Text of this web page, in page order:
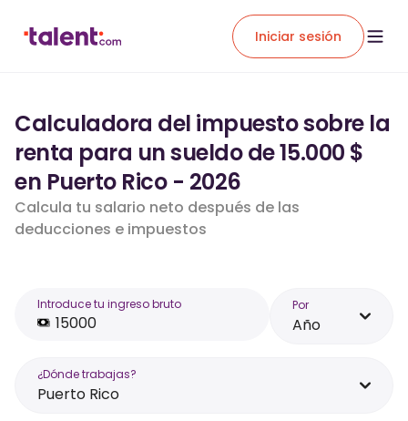
Iniciar sesión
Calculadora del impuesto sobre la
renta para un sueldo de 15.000 $
en Puerto Rico - 2026
Calcula tu salario neto después de las
deducciones e impuestos
Introduce tu ingreso bruto Por
Año
¿Dónde trabajas?
Puerto Rico